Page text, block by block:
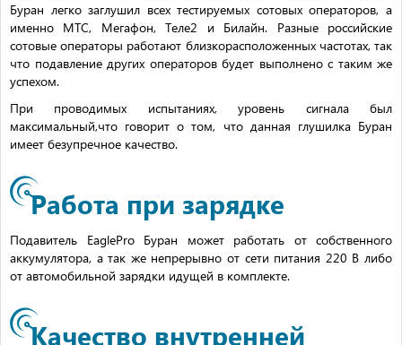
Буран легко заглушил всех тестируемых сотовых операторов, а
именно МТС, Мегафон, Теле2 и Билайн. Разные российские
сотовые операторы работают близкорасположенных частотах, так
что подавление других операторов будет выполнено с таким же
успехом.
При проводимых испытаниях, уровень сигнала был
максимальный,что говорит о том, что данная глушилка Буран
имеет безупречное качество.
Работа при зарядке
Подавитель EaglePro Буран может работать от собственного
аккумулятора, а так же непрерывно от сети питания 220 В либо
от автомобильной зарядки идущей в комплекте.
Качество внутренней